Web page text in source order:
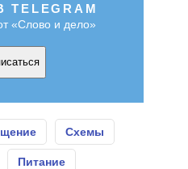
«Слово и дело»
Схемы
Питание